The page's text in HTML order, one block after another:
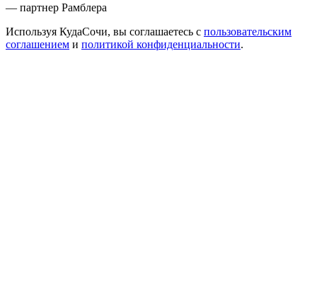
— партнер Рамблера
Используя КудаСочи, вы соглашаетесь с пользовательским
соглашением и политикой конфиденциальности.